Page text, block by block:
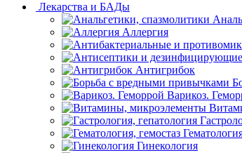
Лекарства и БАДы
Аллергия
Антигрибок
Варикоз.
Гинекология